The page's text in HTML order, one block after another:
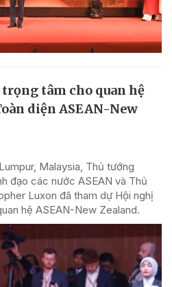
tâm cho quan hệ
diện ASEAN-New
Malaysia, Thủ tướng
đạo các nước ASEAN và Thủ
Luxon đã tham dự Hội nghị
hệ ASEAN-New Zealand.